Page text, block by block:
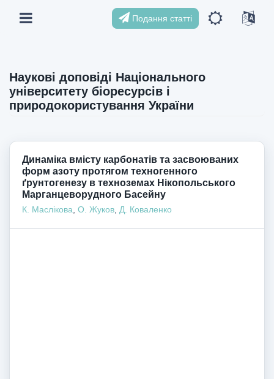
Подання статті
Наукові доповіді Національного
університету біоресурсів і
природокористування України
Динаміка вмісту карбонатів та засвоюваних
форм азоту протягом техногенного
ґрунтогенезу в техноземах Нікопольського
Марганцеворудного Басейну
К. Маслікова О. Жуков Д. Коваленко